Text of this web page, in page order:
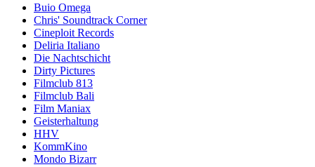
Buio Omega
Chris' Soundtrack Corner
Cineploit Records
Deliria Italiano
Die Nachtschicht
Dirty Pictures
Filmclub 813
Filmclub Bali
Film Maniax
Geisterhaltung
HHV
KommKino
Mondo Bizarr